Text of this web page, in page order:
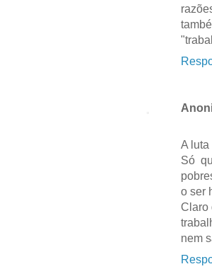
A luta
Só
o ser
Claro
nem